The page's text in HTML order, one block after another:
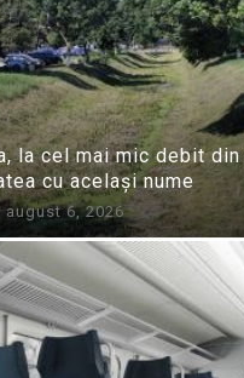
la cel mai mic debit
cu același nume
august 6, 2026